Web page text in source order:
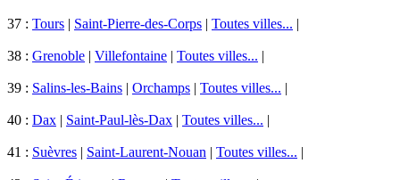
37 : Tours | Saint-Pierre-des-Corps | Toutes villes... |
38 : Grenoble | Villefontaine | Toutes villes... |
39 : Salins-les-Bains | Orchamps | Toutes villes... |
40 : Dax | Saint-Paul-lès-Dax | Toutes villes... |
41 : Suèvres | Saint-Laurent-Nouan | Toutes villes... |